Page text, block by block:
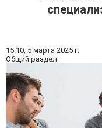
15:10, 5 марта 2025 г.
Общий раздел